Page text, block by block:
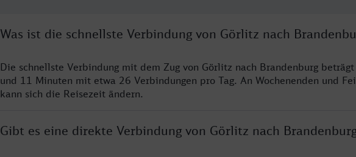
Was ist die schnellste Verbindung von Görlitz nach
Die schnellste Verbindung mit dem Zug von Görlitz nach Brandenburg beträgt
und 11 Minuten mit etwa 26 Verbindungen pro Tag. An Wochenenden und
kann sich die Reisezeit ändern.
Gibt es eine direkte Verbindung von Görlitz nach